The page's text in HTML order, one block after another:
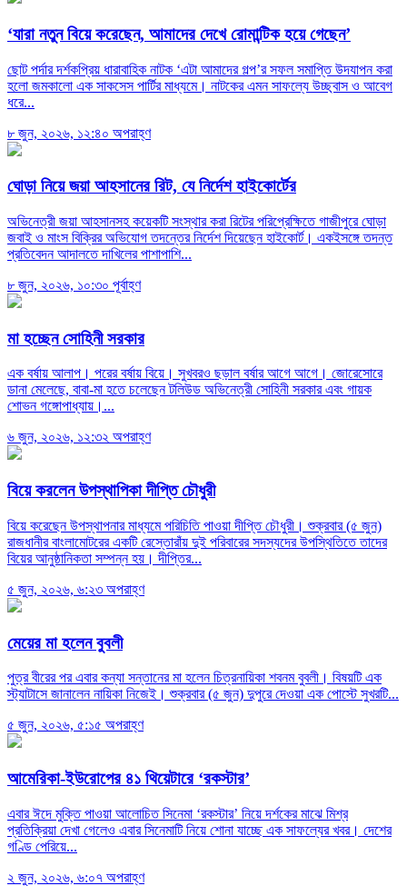
‘যারা নতুন বিয়ে করেছেন, আমাদের দেখে রোমান্টিক হয়ে গেছেন’
ছোট পর্দার দর্শকপ্রিয় ধারাবাহিক নাটক ‘এটা আমাদের গল্প’র সফল সমাপ্তি উদযাপন করা
হলো জমকালো এক সাকসেস পার্টির মাধ্যমে। নাটকের এমন সাফল্যে উচ্ছ্বাস ও আবেগ
ধরে...
৮ জুন, ২০২৬, ১২:৪০ অপরাহ্ণ
ঘোড়া নিয়ে জয়া আহসানের রিট, যে নির্দেশ হাইকোর্টের
অভিনেত্রী জয়া আহসানসহ কয়েকটি সংস্থার করা রিটের পরিপ্রেক্ষিতে গাজীপুরে ঘোড়া
জবাই ও মাংস বিক্রির অভিযোগ তদন্তের নির্দেশ দিয়েছেন হাইকোর্ট। একইসঙ্গে তদন্ত
প্রতিবেদন আদালতে দাখিলের পাশাপাশি...
৮ জুন, ২০২৬, ১০:৩০ পূর্বাহ্ণ
মা হচ্ছেন সোহিনী সরকার
এক বর্ষায় আলাপ। পরের বর্ষায় বিয়ে। সুখবরও ছড়াল বর্ষার আগে আগে। জোরেসোরে
ডানা মেলেছে, বাবা-মা হতে চলেছেন টলিউড অভিনেত্রী সোহিনী সরকার এবং গায়ক
শোভন গঙ্গোপাধ্যায়।...
৬ জুন, ২০২৬, ১২:৩২ অপরাহ্ণ
বিয়ে করলেন উপস্থাপিকা দীপ্তি চৌধুরী
বিয়ে করেছেন উপস্থাপনার মাধ্যমে পরিচিতি পাওয়া দীপ্তি চৌধুরী। শুক্রবার (৫ জুন)
রাজধানীর বাংলামোটরের একটি রেস্তোরাঁয় দুই পরিবারের সদস্যদের উপস্থিতিতে তাদের
বিয়ের আনুষ্ঠানিকতা সম্পন্ন হয়। দীপ্তির...
৫ জুন, ২০২৬, ৬:২৩ অপরাহ্ণ
মেয়ের মা হলেন বুবলী
পুত্র বীরের পর এবার কন্যা সন্তানের মা হলেন চিত্রনায়িকা শবনম বুবলী। বিষয়টি এক
স্ট্যাটাসে জানালেন নায়িকা নিজেই। শুক্রবার (৫ জুন) দুপুরে দেওয়া এক পোস্টে সুখরটি...
৫ জুন, ২০২৬, ৫:১৫ অপরাহ্ণ
আমেরিকা-ইউরোপের ৪১ থিয়েটারে ‘রকস্টার’
এবার ঈদে মুক্তি পাওয়া আলোচিত সিনেমা ‘রকস্টার’ নিয়ে দর্শকের মাঝে মিশ্র
প্রতিক্রিয়া দেখা গেলেও এবার সিনেমাটি নিয়ে শোনা যাচ্ছে এক সাফল্যের খবর। দেশের
গণ্ডি পেরিয়ে...
২ জুন, ২০২৬, ৬:০৭ অপরাহ্ণ